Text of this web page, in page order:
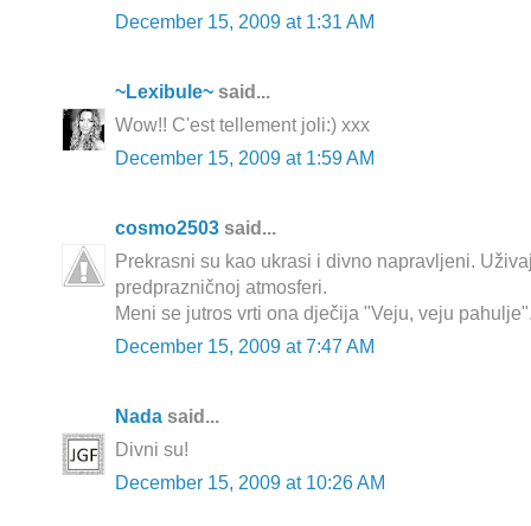
December 15, 2009 at 1:31 AM
~Lexibule~ said...
Wow!! C'est tellement joli:) xxx
December 15, 2009 at 1:59 AM
cosmo2503 said...
Prekrasni su kao ukrasi i divno napravljeni.
predprazničnoj atmosferi.
Meni se jutros vrti ona dječija "Veju, veju
December 15, 2009 at 7:47 AM
Nada said...
Divni su!
December 15, 2009 at 10:26 AM